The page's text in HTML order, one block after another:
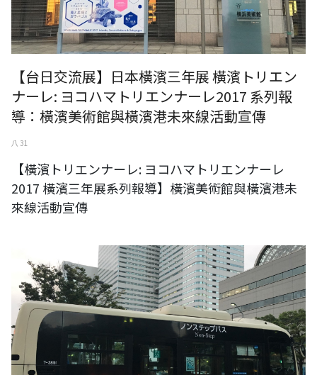
【台日交流展】日本橫濱三年展 橫濱トリエン
ナーレ: ヨコハマトリエンナーレ2017 系列報
導：橫濱美術館與橫濱港未來線活動宣傳
八 31
【橫濱トリエンナーレ: ヨコハマトリエンナーレ
2017 橫濱三年展系列報導】橫濱美術館與橫濱港未
來線活動宣傳
【橫濱トリエンナーレ: ヨコハマトリエンナーレ2017 橫濱三年展系列報
導】活動宣傳於日本橫濱關內、櫻木町站